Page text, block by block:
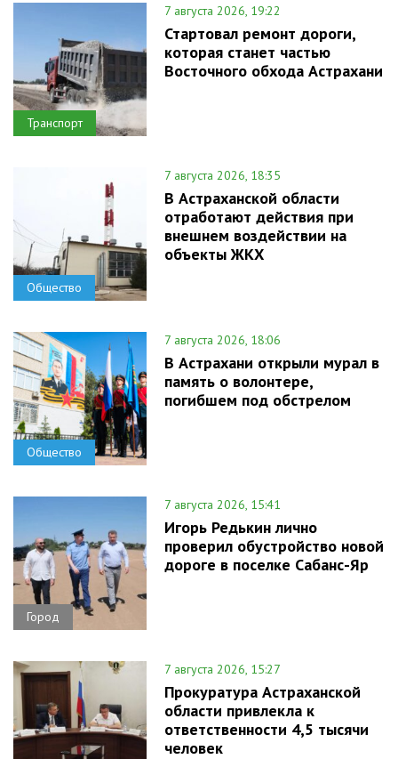
Транспорт
7 августа 2026, 19:22
Стартовал ремонт дороги,
которая станет частью
Восточного обхода Астрахани
Общество
7 августа 2026, 18:35
В Астраханской области
отработают действия при
внешнем воздействии на
объекты ЖКХ
Общество
7 августа 2026, 18:06
В Астрахани открыли мурал в
память о волонтере,
погибшем под обстрелом
Город
7 августа 2026, 15:41
Игорь Редькин лично
проверил обустройство новой
дороге в поселке Сабанс-Яр
7 августа 2026, 15:27
Прокуратура Астраханской
области привлекла к
ответственности 4,5 тысячи
человек